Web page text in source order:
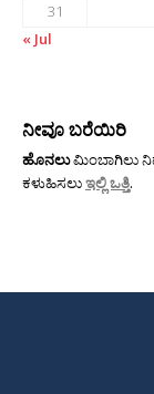
31
« Jul
ನೀವೂ ಬರೆಯಿರಿ
ಹೊನಲುಮಿಂಬಾಗಿಲು
ಕಳುಹಿಸಲುಇಲ್ಲಿ ಒತ್ತಿ.